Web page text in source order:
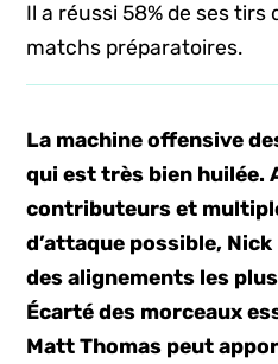
Il a réussi 58% de ses tirs
matchs préparatoires.
La machine offensive
qui est très bien huilée.
contributeurs et
d’attaque possible,
des alignements les
Écarté des morceaux
Matt Thomas peut